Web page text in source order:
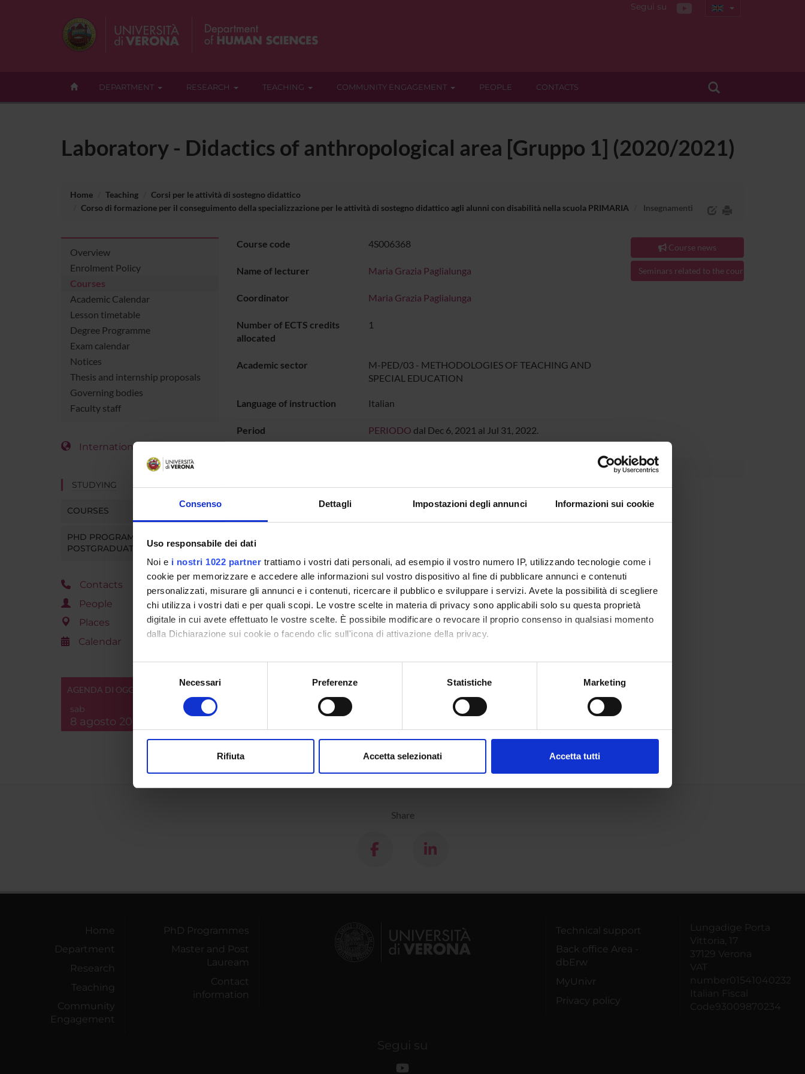
Consenso Dettagli Impostazioni degli annunci Informazioni sui cookie
Uso responsabile dei dati
Noi e i nostri 1022 partner trattiamo i vostri dati personali, ad esempio il vostro numero IP, utilizzando tecnologie come i
cookie per memorizzare e accedere alle informazioni sul vostro dispositivo al fine di pubblicare annunci e contenuti
personalizzati, misurare gli annunci e i contenuti, ricercare il pubblico e sviluppare i servizi. Avete la possibilità di scegliere
chi utilizza i vostri dati e per quali scopi. Le vostre scelte in materia di privacy sono applicabili solo su questa proprietà
digitale in cui avete effettuato le vostre scelte. È possibile modificare o revocare il proprio consenso in qualsiasi momento
dalla Dichiarazione sui cookie o facendo clic sull'icona di attivazione della privacy.
Con il tuo consenso, vorremmo anche:
raccogliere informazioni sulla tua posizione geografica, con un'approssimazione di qualche metro,
digitali).
modificare o ritirare il tuo consenso in qualsiasi momento dalla Dichiarazione sui cookie.
Necessari Preferenze Statistiche Marketing
Rifiuta Accetta selezionati Accetta tutti
Segui su
DEPARTMENT RESEARCH TEACHING COMMUNITY ENGAGEMENT PEOPLE CONTACTS
Laboratory - Didactics of anthropological area [Gruppo 1] (2020/2021)
Home Teaching
Corsi per le attività di sostegno didattico
Corso di formazione per il conseguimento della specializzazione per le attività di sostegno didattico agli alunni con disabilità nella scuola PRIMARIA
Insegnamenti
Overview
Enrolment Policy
Courses
Academic Calendar
Lesson timetable
Degree Programme
Exam calendar
Notices
Thesis and internship proposals
Governing bodies
Faculty staff
International Students
STUDYING
COURSES
PHD PROGRAMMES AND
POSTGRADUATE TRAINING
Contacts
People
Places
Calendar
AGENDA DI OGGI
sab
8 agosto 2026
Course code 4S006368
Name of lecturer Maria Grazia Paglialunga
Coordinator Maria Grazia Paglialunga
Number of ECTS credits
allocated
1
Academic sector
M-PED/03 - METHODOLOGIES OF TEACHING AND
SPECIAL EDUCATION
Language of instruction Italian
Period PERIODO dal Dec 6, 2021 al Jul 31, 2022.
Course news
Seminars related to the course
Share
Home
Department
Research
Teaching
Community
Engagement
PhD Programmes
Master and Post
Lauream
Contact
information
Technical support
Back office Area -
dbErw
MyUnivr
Privacy policy
Lungadige Porta
Vittoria, 17
37129 Verona
VAT
number01541040232
Italian Fiscal
Code93009870234
Segui su